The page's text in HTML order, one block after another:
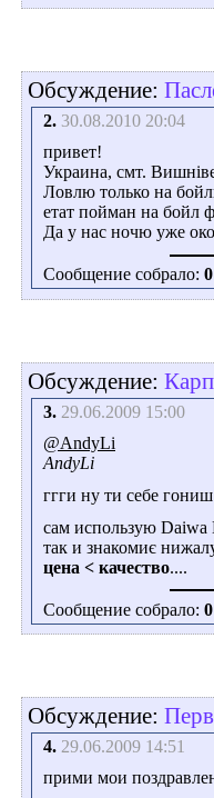
Обсуждение:
2. 30.08.2010 20:04
привет!
Украина, смт.
Ловлю только на
етат пойман на бойл
Да у нас ночю уже
Сообщение собрало: 0
Обсуждение:
3. 29.06.2009 15:00
@AndyLi
AndyLi
ггги ну ти себе
сам использую Daiwa
так и знакомиє
цена < качество....
Сообщение собрало: 0
Обсуждение:
4. 29.06.2009 14:51
прими мои